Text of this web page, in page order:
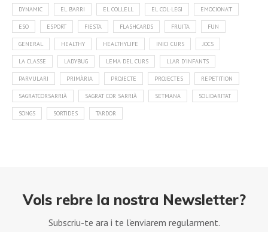
DYNAMIC EL BARRI EL COLLELL EL COL·LEGI EMOCIONA'T
ESO ESPORT FIESTA FLASHCARDS FRUITA FUN
GENERAL HEALTHY HEALTHYLIFE INICI CURS JOCS
LA CLASSE LADYBUG LEMA DEL CURS LLAR D'INFANTS
PARVULARI PRIMÀRIA PROJECTE PROJECTES REPETITION
SAGRATCORSARRIÀ SAGRAT COR SARRIÀ SETMANA SOLIDARITAT
SONGS SORTIDES TARDOR
Vols rebre la nostra Newsletter?
Subscriu-te ara i te l’enviarem regularment.